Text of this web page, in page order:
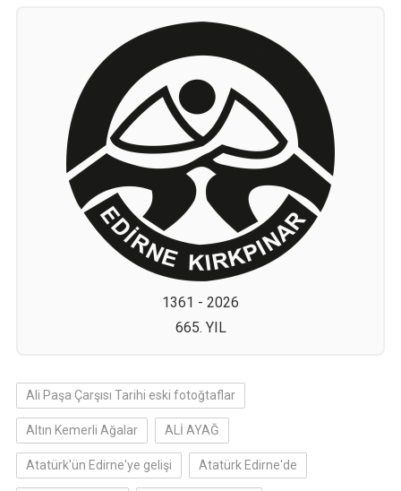
1361 - 2026
665. YIL
Ali Paşa Çarşısı Tarihi eski fotoğtaflar
Altın Kemerli Ağalar ALİ AYAĞ
Atatürk'ün Edirne'ye gelişi Atatürk Edirne'de